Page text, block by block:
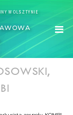
W OLSZTYNIE